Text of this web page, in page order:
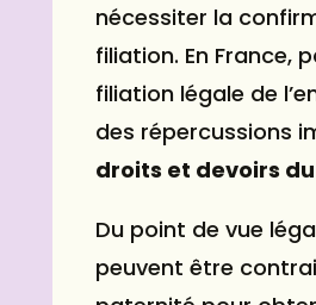
nécessiter la
filiation. En France,
filiation légale de
des répercussions
droits et devoirs
Du point de vue
peuvent être